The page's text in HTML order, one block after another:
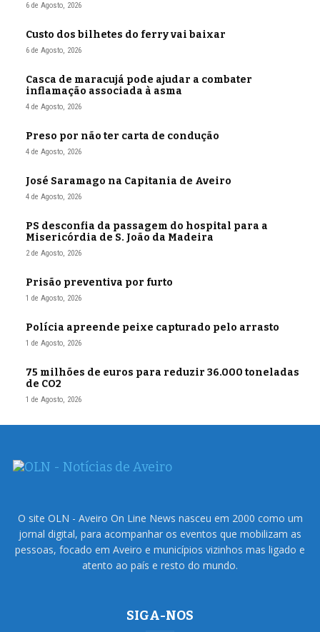
6 de Agosto, 2026
Custo dos bilhetes do ferry vai baixar
6 de Agosto, 2026
Casca de maracujá pode ajudar a combater
inflamação associada à asma
4 de Agosto, 2026
Preso por não ter carta de condução
4 de Agosto, 2026
José Saramago na Capitania de Aveiro
4 de Agosto, 2026
PS desconfia da passagem do hospital para a
Misericórdia de S. João da Madeira
2 de Agosto, 2026
Prisão preventiva por furto
1 de Agosto, 2026
Polícia apreende peixe capturado pelo arrasto
1 de Agosto, 2026
75 milhões de euros para reduzir 36.000 toneladas
de CO2
1 de Agosto, 2026
O site OLN - Aveiro On Line News nasceu em 2000 como um
jornal digital, para acompanhar os eventos que mobilizam as
pessoas, focado em Aveiro e municípios vizinhos mas ligado e
atento ao país e resto do mundo.
SIGA-NOS